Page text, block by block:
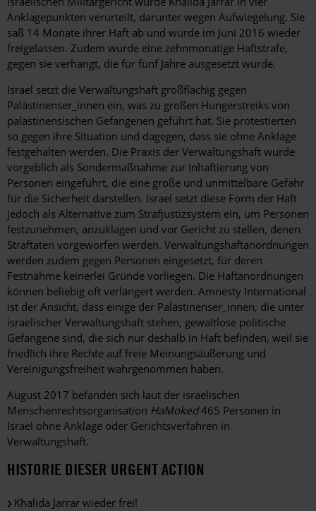
Anklagepunkten verurteilt, darunter wegen Aufwiegelung. Sie
saß 14 Monate ihrer Haft ab und wurde im Juni 2016 wieder
freigelassen. Zudem wurde eine zehnmonatige Haftstrafe,
gegen sie verhängt, die für fünf Jahre ausgesetzt wurde.
Israel setzt die Verwaltungshaft großflächig gegen
Palästinenser_innen ein, was zu großen Hungerstreiks von
palästinensischen Gefangenen geführt hat. Sie protestierten
so gegen ihre Situation und dagegen, dass sie ohne Anklage
festgehalten werden. Die Praxis der Verwaltungshaft wurde
vorgeblich als Sondermaßnahme zur Inhaftierung von
Personen eingeführt, die eine große und unmittelbare Gefahr
für die Sicherheit darstellen. Israel setzt diese Form der Haft
jedoch als Alternative zum Strafjustizsystem ein, um Personen
festzunehmen, anzuklagen und vor Gericht zu stellen, denen
Straftaten vorgeworfen werden. Verwaltungshaftanordnungen
werden zudem gegen Personen eingesetzt, für deren
Festnahme keinerlei Gründe vorliegen. Die Haftanordnungen
können beliebig oft verlängert werden. Amnesty International
ist der Ansicht, dass einige der Palästinenser_innen, die unter
israelischer Verwaltungshaft stehen, gewaltlose politische
Gefangene sind, die sich nur deshalb in Haft befinden, weil sie
friedlich ihre Rechte auf freie Meinungsäußerung und
Vereinigungsfreiheit wahrgenommen haben.
August 2017 befanden sich laut der israelischen
Menschenrechtsorganisation HaMoked465 Personen in
Israel ohne Anklage oder Gerichtsverfahren in
Verwaltungshaft.
HISTORIE DIESER URGENT ACTION
Khalida Jarrar wieder frei!